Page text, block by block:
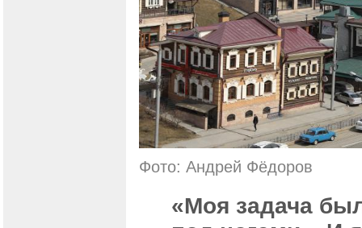
Фото: Андрей Фёдоров
«Моя задача